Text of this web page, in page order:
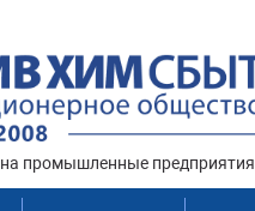
на промышленные предприятия